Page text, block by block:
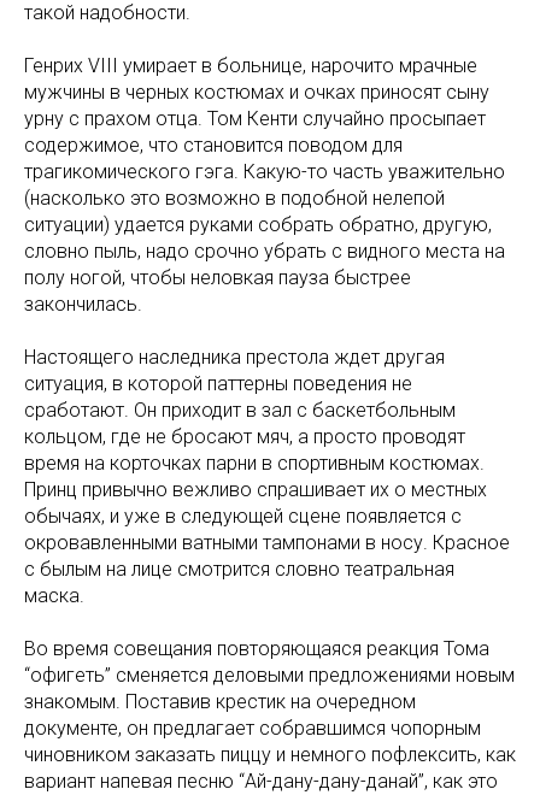
такой надобности.
Генрих VIII умирает в больнице, нарочито мрачные
мужчины в черных костюмах и очках приносят сыну
урну с прахом отца. Том Кенти случайно просыпает
содержимое, что становится поводом для
трагикомического гэга. Какую-то часть уважительно
(насколько это возможно в подобной нелепой
ситуации) удается руками собрать обратно, другую,
словно пыль, надо срочно убрать с видного места на
полу ногой, чтобы неловкая пауза быстрее
закончилась.
Настоящего наследника престола ждет другая
ситуация, в которой паттерны поведения не
сработают. Он приходит в зал с баскетбольным
кольцом, где не бросают мяч, а просто проводят
время на корточках парни в спортивным костюмах.
Принц привычно вежливо спрашивает их о местных
обычаях, и уже в следующей сцене появляется с
окровавленными ватными тампонами в носу. Красное
с былым на лице смотрится словно театральная
маска.
Во время совещания повторяющаяся реакция Тома
“офигеть” сменяется деловыми предложениями новым
знакомым. Поставив крестик на очередном
документе, он предлагает собравшимся чопорным
чиновником заказать пиццу и немного пофлексить, как
вариант напевая песню “Ай-дану-дану-данай”, как это